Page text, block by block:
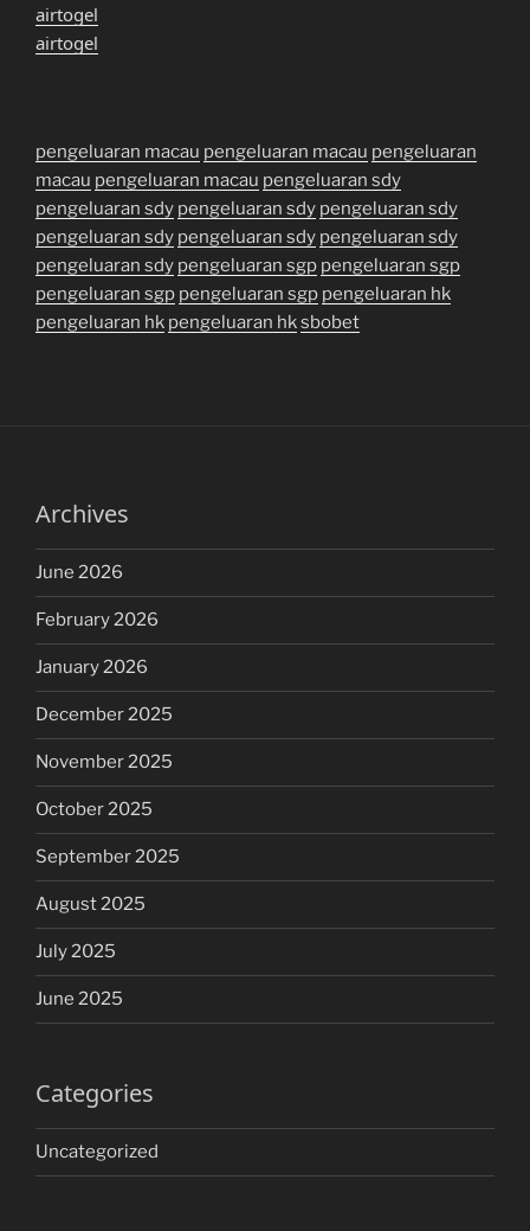
airtogel
airtogel
pengeluaran macau pengeluaran macau pengeluaran
macau pengeluaran macau pengeluaran sdy
pengeluaran sdy pengeluaran sdy pengeluaran sdy
pengeluaran sdy pengeluaran sdy pengeluaran sdy
pengeluaran sdy pengeluaran sgp pengeluaran sgp
pengeluaran sgp pengeluaran sgp pengeluaran hk
pengeluaran hk pengeluaran hksbobet
Archives
June 2026
February 2026
January 2026
December 2025
November 2025
October 2025
September 2025
August 2025
July 2025
June 2025
Categories
Uncategorized